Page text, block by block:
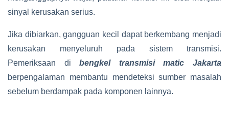
sinyal kerusakan serius.
Jika dibiarkan, gangguan kecil dapat berkembang menjadi
kerusakan menyeluruh pada sistem transmisi.
Pemeriksaan dibengkel transmisi matic Jakarta
berpengalaman membantu mendeteksi sumber masalah
sebelum berdampak pada komponen lainnya.